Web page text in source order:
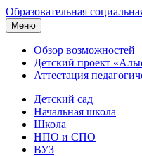
Образовательная
Меню
Обзор возможностей
Детский проект
Аттестация
Детский сад
Начальная школа
Школа
НПО и СПО
ВУЗ